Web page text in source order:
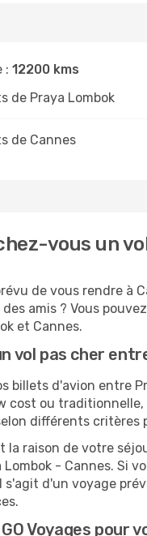
: 12200 kms
de Praya Lombok
de Cannes
vous un
de vous rendre à
amis ? Vous
et Cannes.
vol pas cher
billets d'avion entre
cost ou
différents critères
la raison de votre
- Cannes. Si
s'agit d'un voyage
Voyages pour